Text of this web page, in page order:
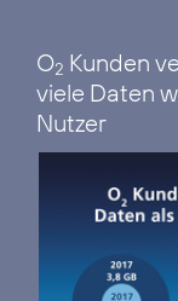
O2 Kunden
viele Daten
Nutzer